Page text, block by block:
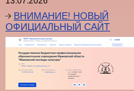
ВНИМАНИЕ! НОВЫЙ
ОФИЦИАЛЬНЫЙ САЙТ